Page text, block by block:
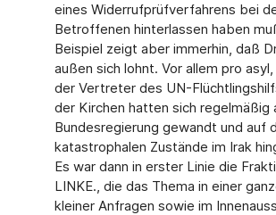
eines Widerrufprüfverfahrens bei
Betroffenen hinterlassen haben
Beispiel zeigt aber immerhin, daß
außen sich lohnt. Vor allem pro
der Vertreter des UN-
der Kirchen hatten sich regelmäßig
Bundesregierung gewandt und auf
katastrophalen Zustände im Irak
Es war dann in erster Linie die
LINKE., die das Thema in einer
kleiner Anfragen sowie im